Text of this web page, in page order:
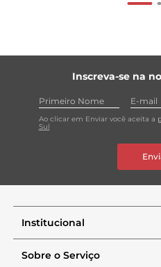
Inscreva-se na
Ao clicar em Enviar você aceita a
Sul
Institucional
Sobre o Serviço